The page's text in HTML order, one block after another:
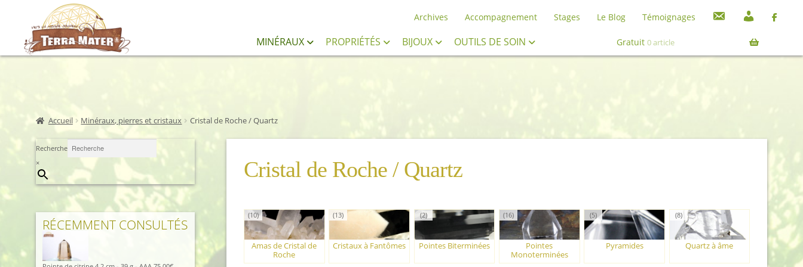
Aller
à
la
Aller
au
contenu
Archives Accompagnement Stages Le Blog Témoignages
a
n
c
o
pour :
MINÉRAUX PROPRIÉTÉS BIJOUX OUTILS DE SOIN Gratuit0 article
Accueil Minéraux, pierres et cristaux Cristal de Roche / Quartz
Cristal de Roche / Quartz
Amas de Cristal de
Roche
(10)
Cristaux à Fantômes
(13)
Pointes Biterminées
(2)
Pointes
Monoterminées
(16)
Pyramides
(5)
Quartz à âme
(8)
Recherche
×
RÉCEMMENT CONSULTÉS